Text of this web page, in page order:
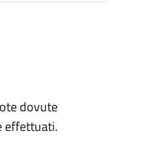
dovute
effettuati.